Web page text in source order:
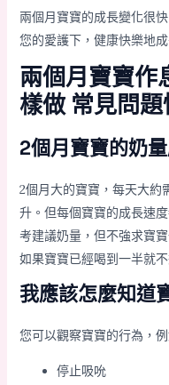
兩個月寶寶的成長變化很
您的愛護下，健康快樂地成
兩個月寶寶作
樣做 常見問
2個月寶寶的奶
2個月大的寶寶，每天大
升。但每個寶寶的成長速
考建議奶量，但不強求寶
如果寶寶已經喝到一半就
我應該怎麼知道
您可以觀察寶寶的行為，例
停止吸吮